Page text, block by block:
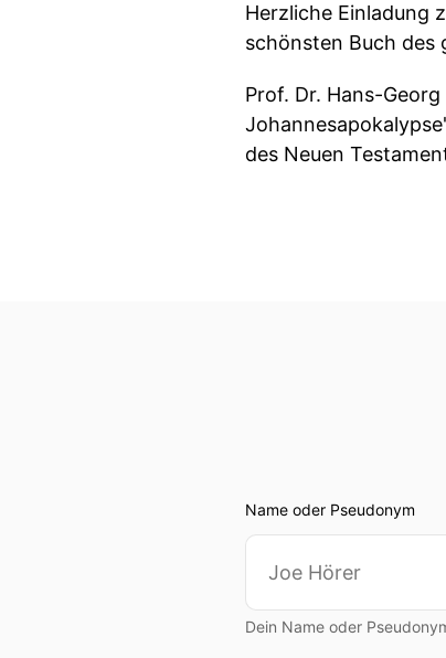
Herzliche Einladung
schönsten Buch des
Prof. Dr. Hans-
des Neuen
Name oder Pseudonym
Dein Name oder